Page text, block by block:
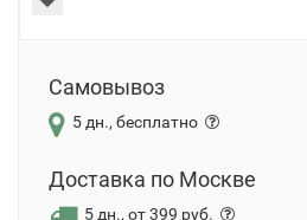
Самовывоз
5 дн., бесплатно
Доставка по Москве
5 дн., от 399 руб.